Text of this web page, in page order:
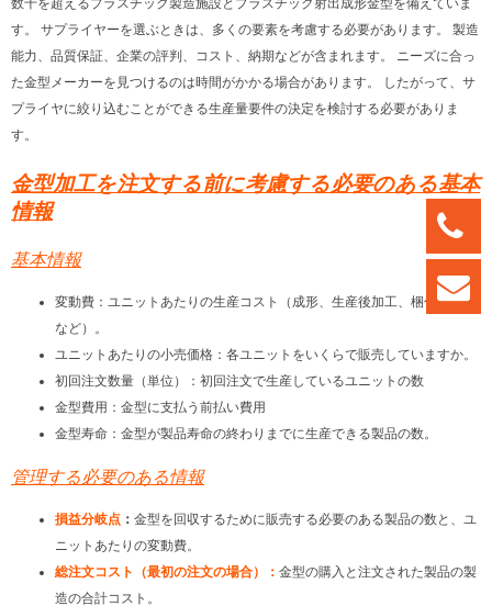
数千を超えるプラスチック製造施設とプラスチック射出成形金型を備えていま
す。 サプライヤーを選ぶときは、多くの要素を考慮する必要があります。 製造
能力、品質保証、企業の評判、コスト、納期などが含まれます。 ニーズに合っ
た金型メーカーを見つけるのは時間がかかる場合があります。 したがって、サ
プライヤに絞り込むことができる生産量要件の決定を検討する必要がありま
す。
金型加工を注文する前に考慮する必要のある基本
情報
基本情報
変動費：ユニットあたりの生産コスト（成形、生産後加工、梱包、運送
など）。
ユニットあたりの小売価格：各ユニットをいくらで販売していますか。
初回注文数量（単位）：初回注文で生産しているユニットの数
金型費用：金型に支払う前払い費用
金型寿命：金型が製品寿命の終わりまでに生産できる製品の数。
管理する必要のある情報
損益分岐点 ： 金型を回収するために販売する必要のある製品の数と、ユ
ニットあたりの変動費。
総注文コスト（最初の注文の場合）： 金型の購入と注文された製品の製
造の合計コスト。